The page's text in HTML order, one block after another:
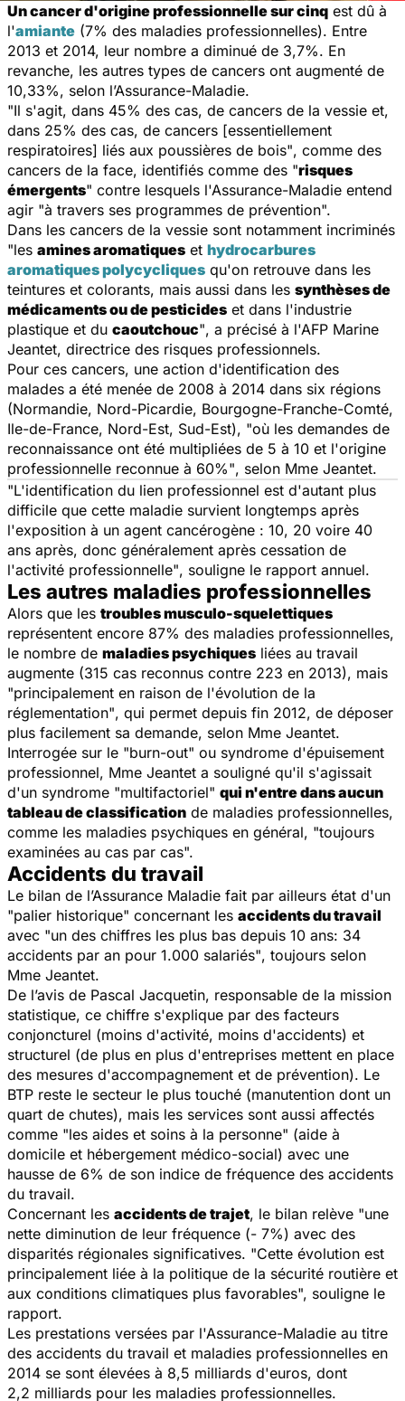
Un cancer d'origine professionnelle sur cinq est dû à
l'amiante (7% des maladies professionnelles). Entre
2013 et 2014, leur nombre a diminué de 3,7%. En
revanche, les autres types de cancers ont augmenté de
10,33%, selon l’Assurance-Maladie.
"Il s'agit, dans 45% des cas, de cancers de la vessie et,
dans 25% des cas, de cancers [essentiellement
respiratoires] liés aux poussières de bois", comme des
cancers de la face, identifiés comme des "risques
émergents" contre lesquels l'Assurance-Maladie entend
agir "à travers ses programmes de prévention".
Dans les cancers de la vessie sont notamment incriminés
"les amines aromatiques et hydrocarbures
aromatiques polycycliques qu'on retrouve dans les
teintures et colorants, mais aussi dans les synthèses de
médicaments ou de pesticides et dans l'industrie
plastique et du caoutchouc", a précisé à l'AFP Marine
Jeantet, directrice des risques professionnels.
Pour ces cancers, une action d'identification des
malades a été menée de 2008 à 2014 dans six régions
(Normandie, Nord-Picardie, Bourgogne-Franche-Comté,
Ile-de-France, Nord-Est, Sud-Est), "où les demandes de
reconnaissance ont été multipliées de 5 à 10 et l'origine
professionnelle reconnue à 60%", selon Mme Jeantet.
"L'identification du lien professionnel est d'autant plus
difficile que cette maladie survient longtemps après
l'exposition à un agent cancérogène : 10, 20 voire 40
ans après, donc généralement après cessation de
l'activité professionnelle", souligne le rapport annuel.
Les autres maladies professionnelles
Alors que les troubles musculo-squelettiques
représentent encore 87% des maladies professionnelles,
le nombre de maladies psychiques liées au travail
augmente (315 cas reconnus contre 223 en 2013), mais
"principalement en raison de l'évolution de la
réglementation", qui permet depuis fin 2012, de déposer
plus facilement sa demande, selon Mme Jeantet.
Interrogée sur le "burn-out" ou syndrome d'épuisement
professionnel, Mme Jeantet a souligné qu'il s'agissait
d'un syndrome "multifactoriel" qui n'entre dans aucun
tableau de classification de maladies professionnelles,
comme les maladies psychiques en général, "toujours
examinées au cas par cas".
Accidents du travail
Le bilan de l’Assurance Maladie fait par ailleurs état d'un
"palier historique" concernant les accidents du travail
avec "un des chiffres les plus bas depuis 10 ans: 34
accidents par an pour 1.000 salariés", toujours selon
Mme Jeantet.
De l’avis de Pascal Jacquetin, responsable de la mission
statistique, ce chiffre s'explique par des facteurs
conjoncturel (moins d'activité, moins d'accidents) et
structurel (de plus en plus d'entreprises mettent en place
des mesures d'accompagnement et de prévention). Le
BTP reste le secteur le plus touché (manutention dont un
quart de chutes), mais les services sont aussi affectés
comme "les aides et soins à la personne" (aide à
domicile et hébergement médico-social) avec une
hausse de 6% de son indice de fréquence des accidents
du travail.
Concernant les accidents de trajet, le bilan relève "une
nette diminution de leur fréquence (- 7%) avec des
disparités régionales significatives. "Cette évolution est
principalement liée à la politique de la sécurité routière et
aux conditions climatiques plus favorables", souligne le
rapport.
Les prestations versées par l'Assurance-Maladie au titre
des accidents du travail et maladies professionnelles en
2014 se sont élevées à 8,5 milliards d'euros, dont
2,2 milliards pour les maladies professionnelles.